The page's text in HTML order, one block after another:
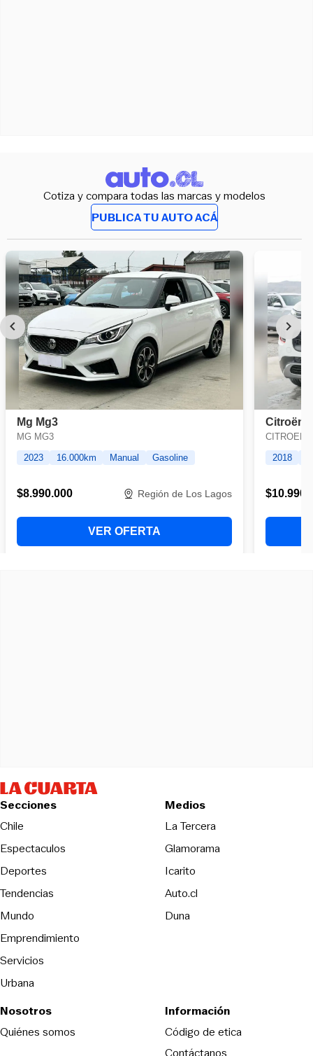
Cotiza y compara todas las marcas y modelos
PUBLICA TU AUTO ACÁ
Secciones
Chile
Espectaculos
Deportes
Tendencias
Mundo
Emprendimiento
Servicios
Urbana
Medios
La TerceraOpens in new
Glamorama
Icarito
Auto.cl
DunaOpens in new window
Nosotros
Quiénes somos
Información
Código de eticaOpens in new
Contáctanos